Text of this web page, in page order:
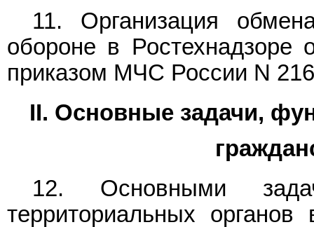
11. Организация
обороне в Ростехнадзоре
приказом МЧС России N
II. Основные задачи,
12. Основными
территориальных